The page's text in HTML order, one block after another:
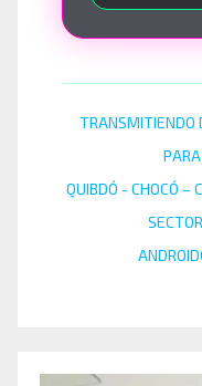
TRANSMITIENDO
QUIBDÓ - CHOCÓ –